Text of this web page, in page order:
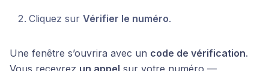
Cliquez sur Vérifier le numéro.
Une fenêtre s’ouvrira avec un code de vérification.